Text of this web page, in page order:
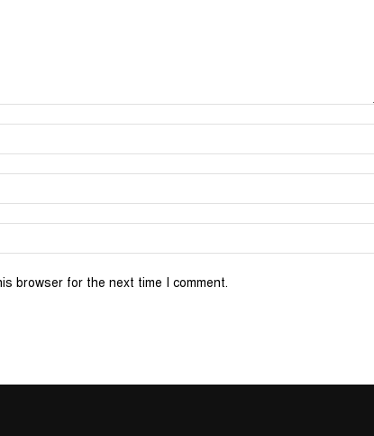
browser for the next time I comment.